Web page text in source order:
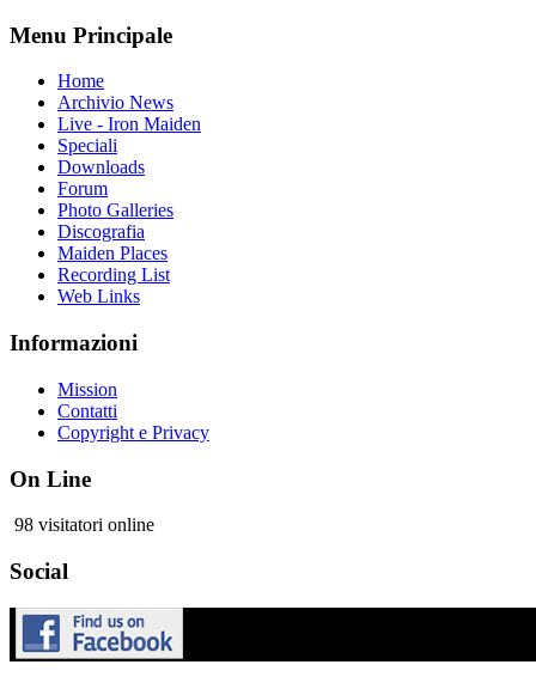
Menu Principale
Home
Archivio News
Live - Iron Maiden
Speciali
Downloads
Forum
Photo Galleries
Discografia
Maiden Places
Recording List
Web Links
Informazioni
Mission
Contatti
Copyright e Privacy
On Line
98 visitatori online
Social